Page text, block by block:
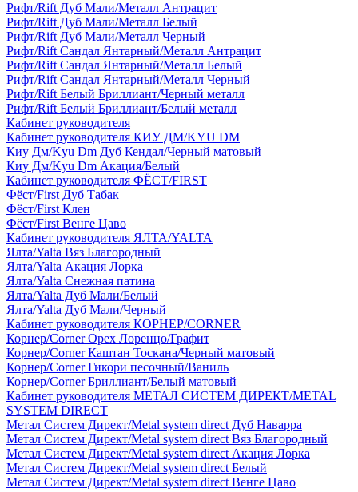
Рифт/Rift Дуб Мали/Металл Антрацит
Рифт/Rift Дуб Мали/Металл Белый
Рифт/Rift Дуб Мали/Металл Черный
Рифт/Rift Сандал Янтарный/Металл Антрацит
Рифт/Rift Сандал Янтарный/Металл Белый
Рифт/Rift Сандал Янтарный/Металл Черный
Рифт/Rift Белый Бриллиант/Черный металл
Рифт/Rift Белый Бриллиант/Белый металл
Кабинет руководителя
Кабинет руководителя КИУ ДМ/KYU DM
Киу Дм/Kyu Dm Дуб Кендал/Черный матовый
Киу Дм/Kyu Dm Акация/Белый
Кабинет руководителя ФЁСТ/FIRST
Фёст/First Дуб Табак
Фёст/First Клен
Фёст/First Венге Цаво
Кабинет руководителя ЯЛТА/YALTA
Ялта/Yalta Вяз Благородный
Ялта/Yalta Акация Лорка
Ялта/Yalta Снежная патина
Ялта/Yalta Дуб Мали/Белый
Ялта/Yalta Дуб Мали/Черный
Кабинет руководителя КОРНЕР/CORNER
Корнер/Corner Орех Лоренцо/Графит
Корнер/Corner Каштан Тоскана/Черный матовый
Корнер/Corner Гикори песочный/Ваниль
Корнер/Corner Бриллиант/Белый матовый
Кабинет руководителя МЕТАЛ СИСТЕМ ДИРЕКТ/METAL
SYSTEM DIRECT
Метал Систем Директ/Metal system direct Дуб Наварра
Метал Систем Директ/Metal system direct Вяз Благородный
Метал Систем Директ/Metal system direct Акация Лорка
Метал Систем Директ/Metal system direct Белый
Метал Систем Директ/Metal system direct Венге Цаво